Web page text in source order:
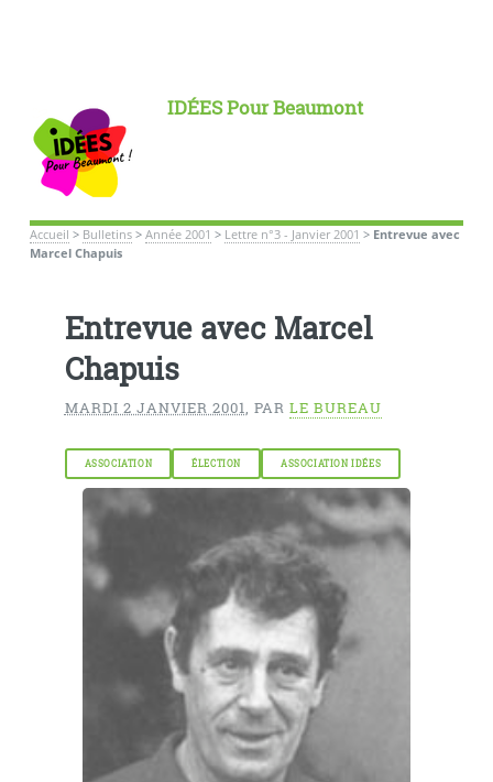
IDÉES Pour Beaumont
Accueil > Bulletins> Année 2001 > Lettre n°3 - Janvier 2001 > Entrevue avec
Marcel Chapuis
Entrevue avec Marcel
Chapuis
MARDI 2 JANVIER 2001, PAR LE BUREAU
ASSOCIATION ÉLECTION ASSOCIATION IDÉES